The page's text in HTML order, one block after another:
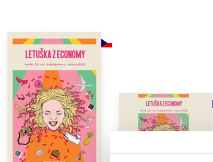
Beletria pre deti
Beletria pre dospelých